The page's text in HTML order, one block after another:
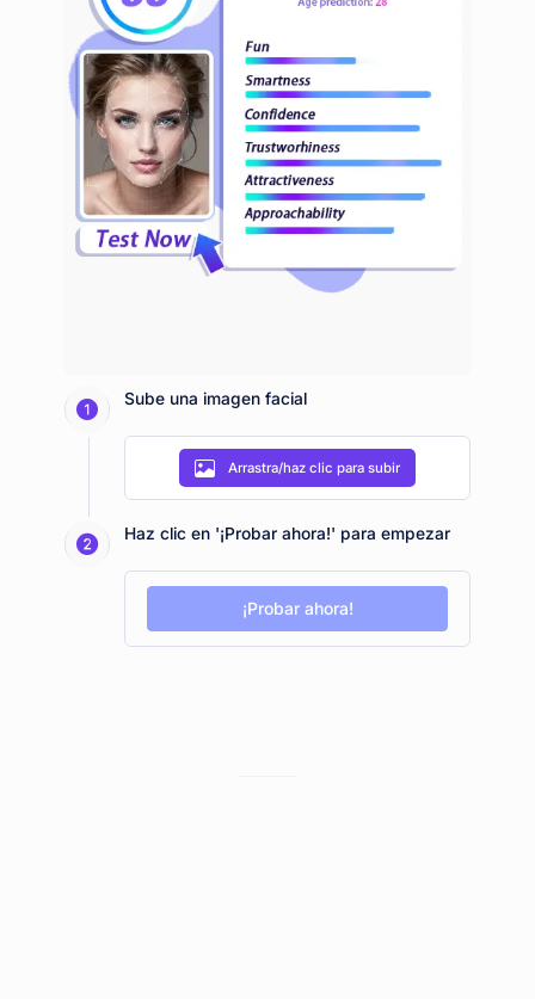
Sube una imagen facial
Arrastra/haz clic para subir
Haz clic en '¡Probar ahora!' para empezar
¡Probar ahora!